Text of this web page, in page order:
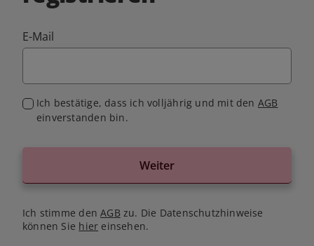
E-Mail
Ich bestätige, dass ich volljährig und mit den AGB
einverstanden bin.
Weiter
Ich stimme denAGB zu. Die Datenschutzhinweise
können Sie hier einsehen.